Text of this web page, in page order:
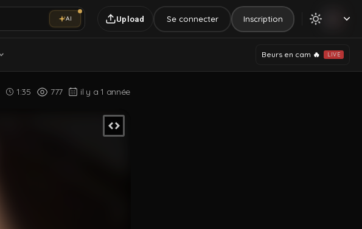
AI Upload Se connecter Inscription
Beurs en cam 🔥 LIVE
1:35 777 il y a 1 année